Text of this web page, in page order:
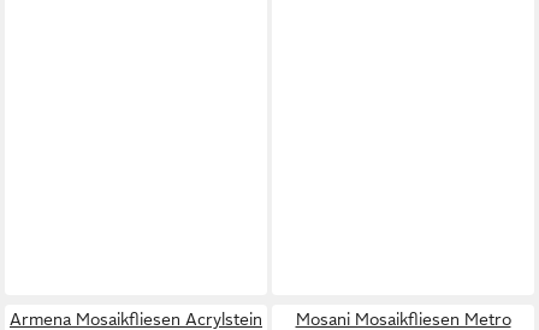
Armena Mosaikfliesen Acrylstein
Mosani Mosaikfliesen Metro